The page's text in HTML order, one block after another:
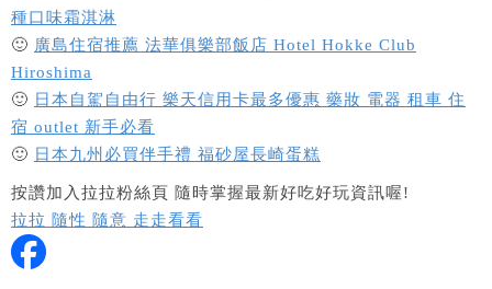
種口味霜淇淋
🙂 廣島住宿推薦 法華俱樂部飯店 Hotel Hokke Club
Hiroshima
🙂 日本自駕自由行 樂天信用卡最多優惠 藥妝 電器 租車 住
宿 outlet 新手必看
🙂 日本九州必買伴手禮 福砂屋長崎蛋糕
按讚加入拉拉粉絲頁 隨時掌握最新好吃好玩資訊喔!
拉拉 隨性 隨意 走走看看